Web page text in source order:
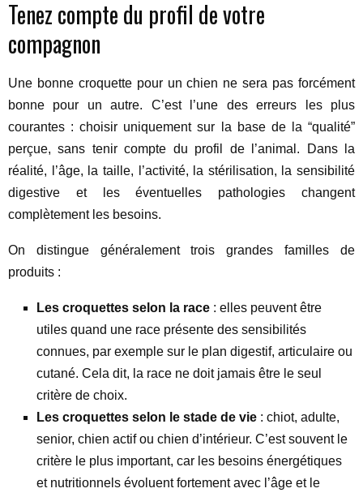
Tenez compte du profil de votre
compagnon
Une bonne croquette pour un chien ne sera pas forcément
bonne pour un autre. C’est l’une des erreurs les plus
courantes : choisir uniquement sur la base de la “qualité”
perçue, sans tenir compte du profil de l’animal. Dans la
réalité, l’âge, la taille, l’activité, la stérilisation, la sensibilité
digestive et les éventuelles pathologies changent
complètement les besoins.
On distingue généralement trois grandes familles de
produits :
Les croquettes selon la race : elles peuvent être
utiles quand une race présente des sensibilités
connues, par exemple sur le plan digestif, articulaire ou
cutané. Cela dit, la race ne doit jamais être le seul
critère de choix.
Les croquettes selon le stade de vie : chiot, adulte,
senior, chien actif ou chien d’intérieur. C’est souvent le
critère le plus important, car les besoins énergétiques
et nutritionnels évoluent fortement avec l’âge et le